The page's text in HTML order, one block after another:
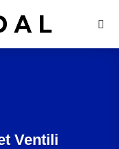
Ventili